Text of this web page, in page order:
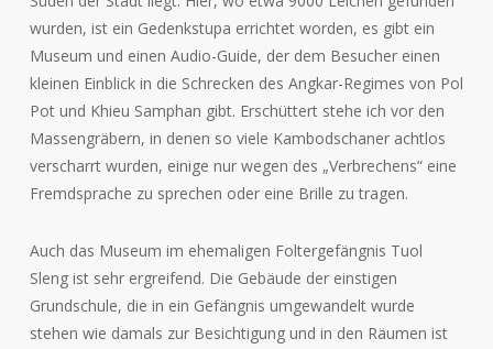
wurden, ist ein Gedenkstupa errichtet worden, es gibt ein
Museum und einen Audio-Guide, der dem Besucher einen
kleinen Einblick in die Schrecken des Angkar-Regimes von Pol
Pot und Khieu Samphan gibt. Erschüttert stehe ich vor den
Massengräbern, in denen so viele Kambodschaner achtlos
verscharrt wurden, einige nur wegen des „Verbrechens“ eine
Fremdsprache zu sprechen oder eine Brille zu tragen.
Auch das Museum im ehemaligen Foltergefängnis Tuol
Sleng ist sehr ergreifend. Die Gebäude der einstigen
Grundschule, die in ein Gefängnis umgewandelt wurde
stehen wie damals zur Besichtigung und in den Räumen ist